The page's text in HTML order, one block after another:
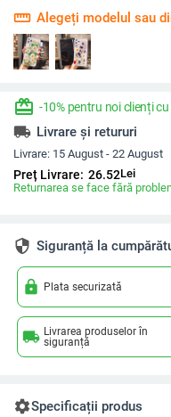
straighten Alegeți modelul sau
redeem -10% pentru noi clienți
local_shipping Livrare și retururi
Livrare: 15 August - 22 August
Preț Livrare: 26.52Lei
Returnarea se face fără
security Siguranță la
lock Plata securizată
local_shipping Livrarea produselor în
siguranță
settingsSpecificații produs